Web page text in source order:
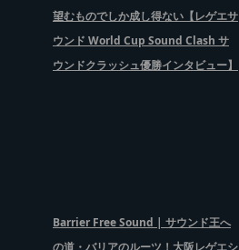
望むものでしか成し得ない【レゲエサ
ウンド World Cup Sound Clash サ
ウンドクラッシュ優勝インタビュー】
Barrier Free Sound | サウンド王へ